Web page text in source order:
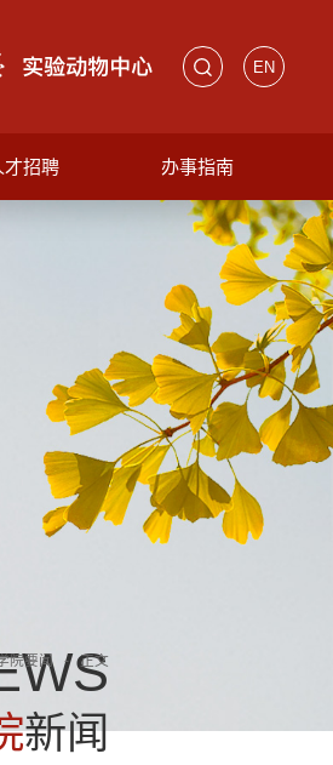
EN
才招聘 办事指南
WS
新闻
院要闻 - 正文